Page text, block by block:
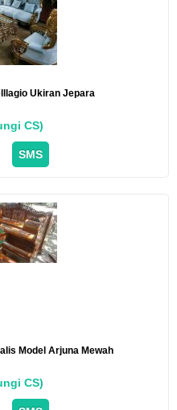
Ukiran Jepara
CS)
SMS
Model Arjuna Mewah
CS)